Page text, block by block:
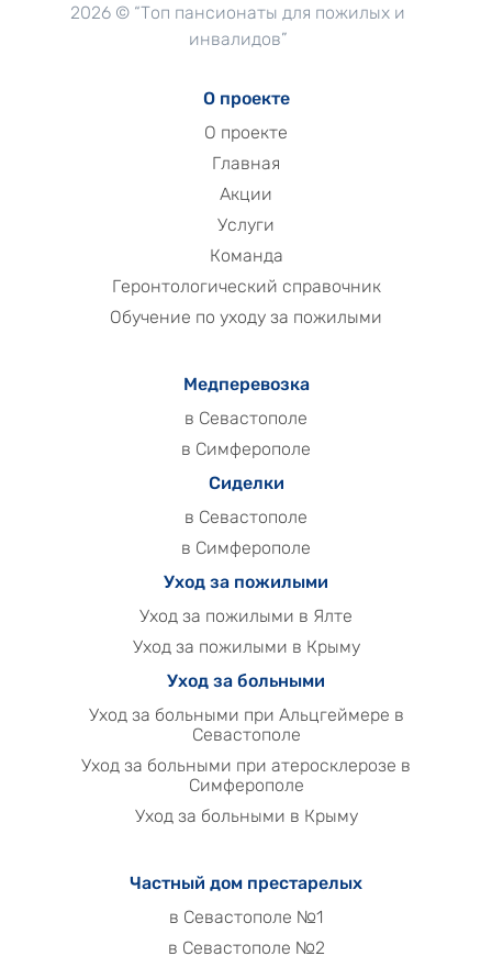
2026 © “Топ пансионаты для пожилых и
инвалидов”
О проекте
О проекте
Главная
Акции
Услуги
Команда
Геронтологический справочник
Обучение по уходу за пожилыми
Медперевозка
в Севастополе
в Симферополе
Сиделки
в Севастополе
в Симферополе
Уход за пожилыми
Уход за пожилыми в Ялте
Уход за пожилыми в Крыму
Уход за больными
Уход за больными при Альцгеймере в
Севастополе
Уход за больными при атеросклерозе в
Симферополе
Уход за больными в Крыму
Частный дом престарелых
в Севастополе №1
в Севастополе №2